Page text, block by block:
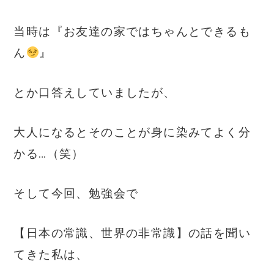
当時は『お友達の家ではちゃんとできるも
ん
』
とか口答えしていましたが、
大人になるとそのことが身に染みてよく分
かる…（笑）
そして今回、勉強会で
【日本の常識、世界の非常識】の話を聞い
てきた私は、